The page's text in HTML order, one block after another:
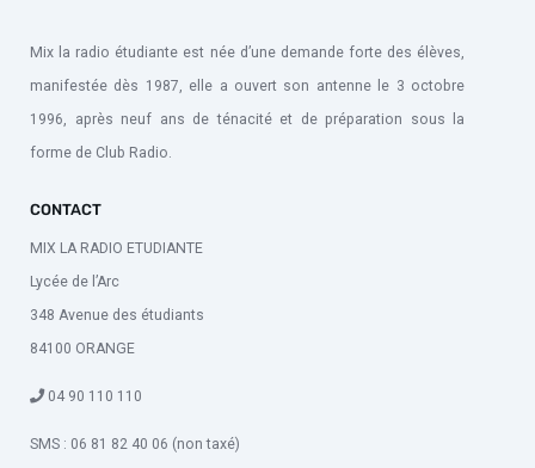
Mix la radio étudiante est née d’une demande forte des élèves,
manifestée dès 1987, elle a ouvert son antenne le 3 octobre
1996, après neuf ans de ténacité et de préparation sous la
forme de Club Radio.
CONTACT
MIX LA RADIO ETUDIANTE
Lycée de l’Arc
348 Avenue des étudiants
84100 ORANGE
04 90 110 110
SMS : 06 81 82 40 06 (non taxé)